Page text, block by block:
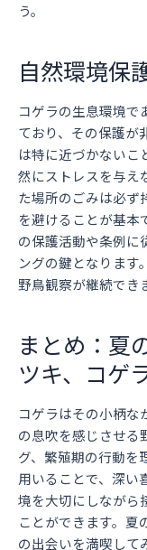
う。
自然環境保
コゲラの生息環境で
ており、その保護が
は特に近づかないこ
然にストレスを与え
た場所のごみは必ず
を避けることが基本
の保護活動や条例に
ングの鍵となります
野鳥観察が継続でき
まとめ：夏
ツキ、コゲ
コゲラはその小柄な
の息吹を感じさせる
グ、繁殖期の行動を
用いることで、深い
境を大切にしながら
ことができます。夏
の出会いを満喫して